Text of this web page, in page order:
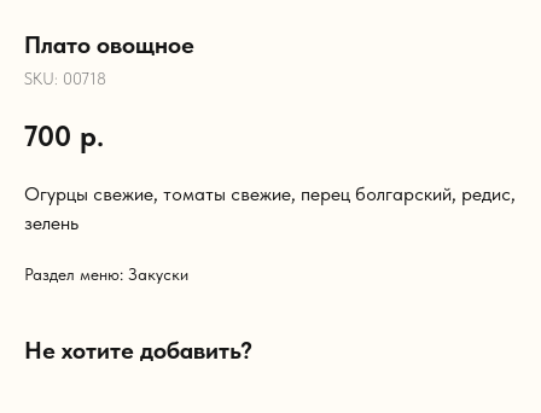
Плато овощное
SKU: 00718
700 р.
Огурцы свежие, томаты свежие, перец болгарский, редис,
зелень
Раздел меню: Закуски
Не хотите добавить?